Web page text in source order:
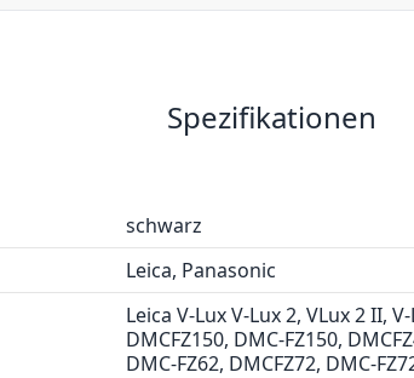
Spezifikationen
schwarz
Leica, Panasonic
Leica V-Lux V-Lux 2, VLux 2 II,
DMCFZ150, DMC-FZ150,
DMC-FZ62, DMCFZ72, DMC-